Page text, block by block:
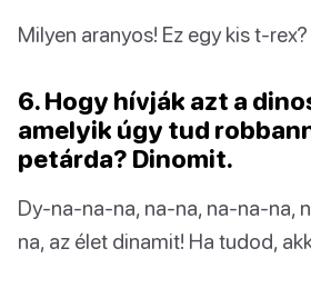
Milyen aranyos! Ez egy kis t-rex?
6. Hogy hívják azt a
amelyik úgy tud
petárda? Dinomit.
Dy-na-na-na, na-na, na-na-na,
na, az élet dinamit! Ha tudod,